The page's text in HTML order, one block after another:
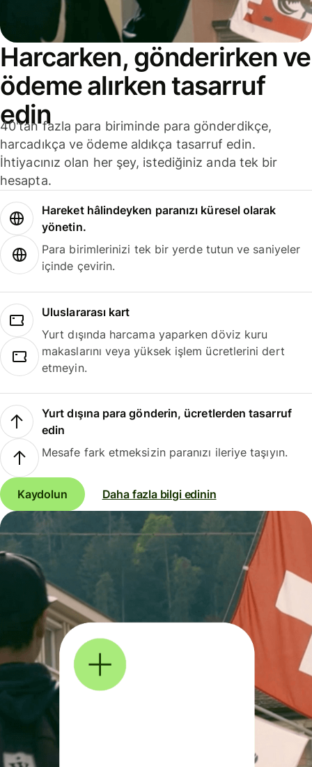
Harcarken, gönderirken ve
ödeme alırken tasarruf
edin
40'tan fazla para biriminde para gönderdikçe,
harcadıkça ve ödeme aldıkça tasarruf edin.
İhtiyacınız olan her şey, istediğiniz anda tek bir
hesapta.
Hareket hâlindeyken paranızı küresel olarak
yönetin.
Para birimlerinizi tek bir yerde tutun ve saniyeler
içinde çevirin.
Uluslararası kart
Yurt dışında harcama yaparken döviz kuru
makaslarını veya yüksek işlem ücretlerini dert
etmeyin.
Yurt dışına para gönderin, ücretlerden tasarruf
edin
Mesafe fark etmeksizin paranızı ileriye taşıyın.
Kaydolun Daha fazla bilgi edinin